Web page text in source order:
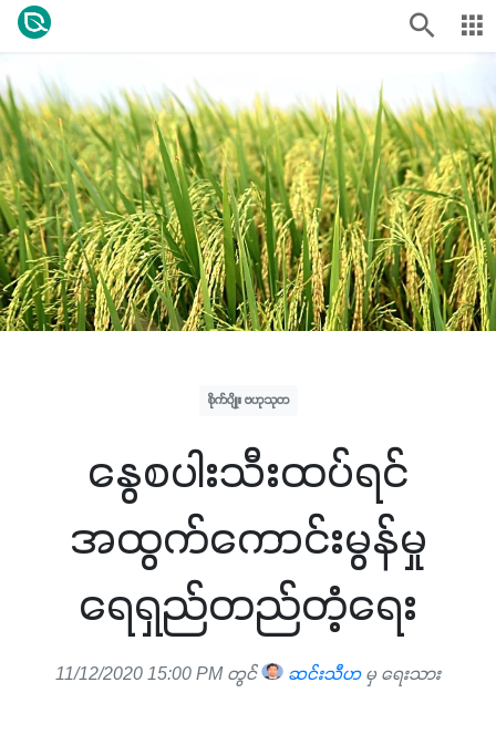
စိုက်ပျိုး ဗဟုသုတ
‌နွေစပါးသီးထပ်ရင်
အထွက်ကောင်းမွန်မှု
ရေရှည်တည်တံ့ရေး
11/12/2020 15:00 PM တွင် ဆင်းသီဟမှ ရေးသား